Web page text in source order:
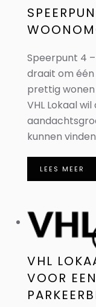
Speerpunt 4
draait om
prettig wonen
VHL Lokaal
kunnen
LEES MEER
VHL
VOOR